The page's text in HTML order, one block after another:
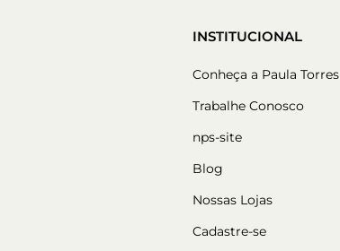
INSTITUCIONAL
Conheça a Paula Torres
Trabalhe Conosco
nps-site
Blog
Nossas Lojas
Cadastre-se